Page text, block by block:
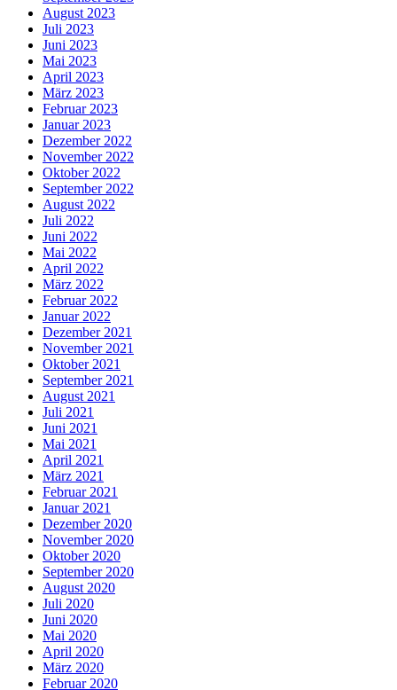
August 2023
Juli 2023
Juni 2023
Mai 2023
April 2023
März 2023
Februar 2023
Januar 2023
Dezember 2022
November 2022
Oktober 2022
September 2022
August 2022
Juli 2022
Juni 2022
Mai 2022
April 2022
März 2022
Februar 2022
Januar 2022
Dezember 2021
November 2021
Oktober 2021
September 2021
August 2021
Juli 2021
Juni 2021
Mai 2021
April 2021
März 2021
Februar 2021
Januar 2021
Dezember 2020
November 2020
Oktober 2020
September 2020
August 2020
Juli 2020
Juni 2020
Mai 2020
April 2020
März 2020
Februar 2020